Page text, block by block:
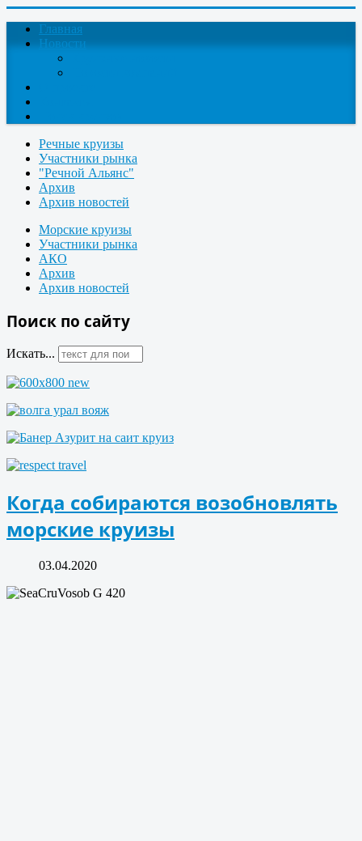
Главная
Новости
Речные круизы
Участники рынка
"Речной Альянс"
Архив
Архив новостей
Морские круизы
Участники рынка
АКО
Архив
Архив новостей
Поиск по сайту
Искать...
Когда собираются возобновлять
морские круизы
03.04.2020